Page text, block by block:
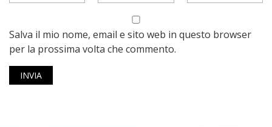
Salva il mio nome, email e sito web in questo browser
per la prossima volta che commento.